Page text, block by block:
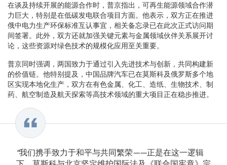
在谈及持续开展的能源合作时，普京指出，可再生能源领域合作潜
力巨大，特别是在低碳发电联合项目方面。他表示，双方正在推进
俄中电力生产环保标准互认事宜，相关备忘录已在此次正式访问期
间签署。此外，双方还就加强关键元素与金属领域伙伴关系展开讨
论，这些资源对绿色技术的规模化应用至关重要。
普京同时强调，两国致力于通过引入先进技术与创新，共同构建新
的价值链。他特别提及，中国品牌汽车已在莫斯科及俄罗斯多个地
区实现本地化生产，双方在有色金属、化工、造纸、生物技术、制
药、航空制造及航天探索等高技术领域的重大项目正在稳步推进。
"我们携手致力于和平与共同繁荣——正是在这一逻辑